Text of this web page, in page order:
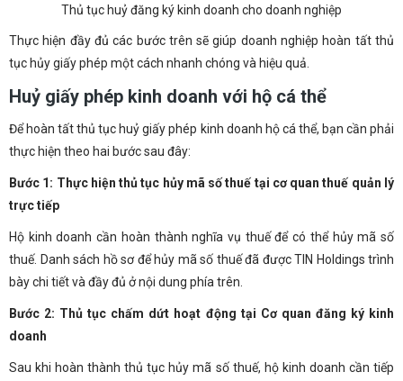
Thủ tục huỷ đăng ký kinh doanh cho doanh nghiệp
Thực hiện đầy đủ các bước trên sẽ giúp doanh nghiệp hoàn tất thủ
tục hủy giấy phép một cách nhanh chóng và hiệu quả.
Huỷ giấy phép kinh doanh với hộ cá thể
Để hoàn tất thủ tục huỷ giấy phép kinh doanh hộ cá thể, bạn cần phải
thực hiện theo hai bước sau đây:
Bước 1: Thực hiện thủ tục hủy mã số thuế tại cơ quan thuế quản lý
trực tiếp
Hộ kinh doanh cần hoàn thành nghĩa vụ thuế để có thể hủy mã số
thuế. Danh sách hồ sơ để hủy mã số thuế đã được TIN Holdings trình
bày chi tiết và đầy đủ ở nội dung phía trên.
Bước 2: Thủ tục chấm dứt hoạt động tại Cơ quan đăng ký kinh
doanh
Sau khi hoàn thành thủ tục hủy mã số thuế, hộ kinh doanh cần tiếp